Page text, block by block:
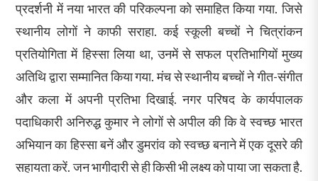
प्रदर्शनी में नया भारत की परिकल्पना को समाहित किया गया. जिसे
स्थानीय लोगों ने काफी सराहा. कई स्कूली बच्चों ने चित्रांकन
प्रतियोगिता में हिस्सा लिया था, उनमें से सफल प्रतिभागियों मुख्य
अतिथि द्वारा सम्मानित किया गया. मंच से स्थानीय बच्चों ने गीत-संगीत
और कला में अपनी प्रतिभा दिखाई. नगर परिषद के कार्यपालक
पदाधिकारी अनिरुद्ध कुमार ने लोगों से अपील की कि वे स्वच्छ भारत
अभियान का हिस्सा बनें और डुमरांव को स्वच्छ बनाने में एक दूसरे की
सहायता करें. जन भागीदारी से ही किसी भी लक्ष्य को पाया जा सकता है.